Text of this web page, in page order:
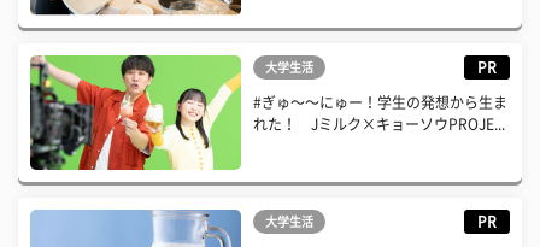
大学生活 PR
#ぎゅ〜〜にゅー！学生の発想から生ま
れた！ Jミルク×キョーソウPROJE...
大学生活 PR